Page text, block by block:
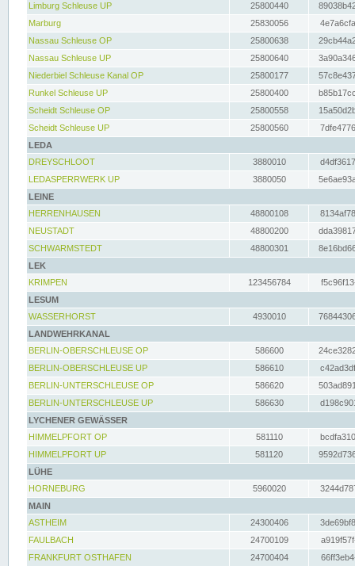
Limburg Schleuse UP
25800440
Marburg
25830056
Nassau Schleuse OP
25800638
Nassau Schleuse UP
25800640
Niederbiel Schleuse Kanal OP
25800177
Runkel Schleuse UP
25800400
Scheidt Schleuse OP
25800558
Scheidt Schleuse UP
25800560
LEDA
DREYSCHLOOT
3880010
LEDASPERRWERK UP
3880050
LEINE
HERRENHAUSEN
48800108
NEUSTADT
48800200
SCHWARMSTEDT
48800301
LEK
KRIMPEN
123456784
LESUM
WASSERHORST
4930010
LANDWEHRKANAL
BERLIN-OBERSCHLEUSE OP
586600
BERLIN-OBERSCHLEUSE UP
586610
BERLIN-UNTERSCHLEUSE OP
586620
BERLIN-UNTERSCHLEUSE UP
586630
LYCHENER GEWÄSSER
HIMMELPFORT OP
581110
HIMMELPFORT UP
581120
LÜHE
HORNEBURG
5960020
MAIN
ASTHEIM
24300406
FAULBACH
24700109
FRANKFURT OSTHAFEN
24700404